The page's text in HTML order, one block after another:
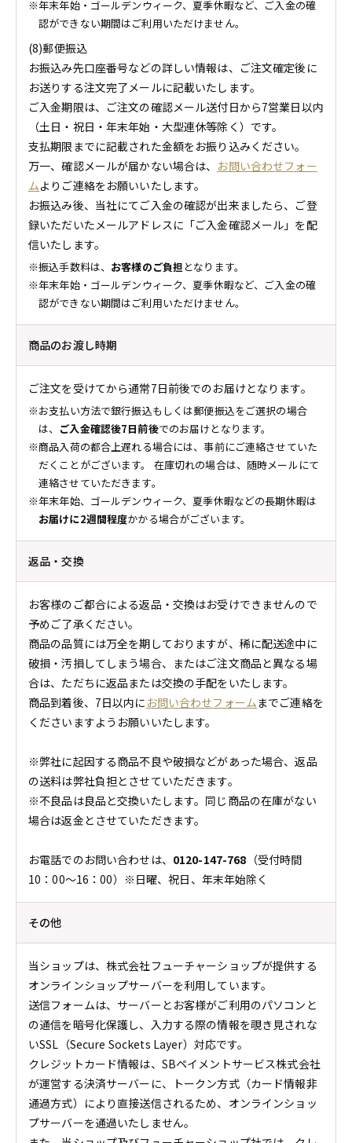
年末年始・ゴールデンウィーク、夏季休暇など、ご入金の確
認ができない期間はご利用いただけません。
(8)郵便振込
お振込み先口座番号などの詳しい情報は、ご注文確定後に
お送りする注文完了メールに記載いたします。
ご入金期限は、ご注文の確認メール送付日から7営業日以内
（土日・祝日・年末年始・大型連休等除く）です。
支払期限までに記載された金額をお振り込みください。
万一、確認メールが届かない場合は、 お問い合わせフォー
ムよりご連絡をお願いいたします。
お振込み後、当社にてご入金の確認が出来ましたら、ご登
録いただいたメールアドレスに「ご入金確認メール」を配
信いたします。
振込手数料は、 お客様のご負担 となります。
年末年始・ゴールデンウィーク、夏季休暇など、ご入金の確
認ができない期間はご利用いただけません。
商品のお渡し時期
ご注文を受けてから通常7日前後でのお届けとなります。
お支払い方法で銀行振込もしくは郵便振込をご選択の場合
は、 ご入金確認後7日前後でのお届けとなります。
商品入荷の都合上遅れる場合には、事前にご連絡させていた
だくことがございます。 在庫切れの場合は、随時メールにて
連絡させていただきます。
年末年始、ゴールデンウィーク、夏季休暇などの長期休暇は
お届けに2週間程度かかる場合がございます。
返品・交換
お客様のご都合による返品・交換はお受けできませんので
予めご了承ください。
商品の品質には万全を期しておりますが、稀に配送途中に
破損・汚損してしまう場合、またはご注文商品と異なる場
合は、ただちに返品または交換の手配をいたします。
商品到着後、7日以内に お問い合わせフォームまでご連絡を
くださいますようお願いいたします。
※弊社に起因する商品不良や破損などがあった場合、返品
の送料は弊社負担とさせていただきます。
※不良品は良品と交換いたします。同じ商品の在庫がない
場合は返金とさせていただきます。
お電話でのお問い合わせは、 0120-147-768 （受付時間
10：00～16：00）※日曜、祝日、年末年始除く
その他
当ショップは、株式会社フューチャーショップが提供する
オンラインショップサーバーを利用しています。
送信フォームは、サーバーとお客様がご利用のパソコンと
の通信を暗号化保護し、入力する際の情報を覗き見されな
いSSL（Secure Sockets Layer）対応です。
クレジットカード情報は、SBペイメントサービス株式会社
が運営する決済サーバーに、トークン方式（カード情報非
通過方式）により直接送信されるため、オンラインショッ
プサーバーを通過いたしません。